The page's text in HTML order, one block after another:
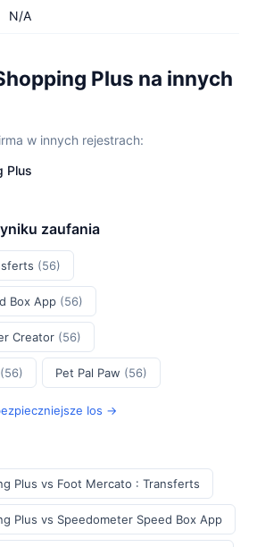
N/A
Plus na innych
w innych rejestrach:
Plus
zaufania
(56)
Box App (56)
Creator (56)
(56) Pet Pal Paw (56)
Ios →
Plus vs Foot Mercato : Transferts
Plus vs Speedometer Speed Box App